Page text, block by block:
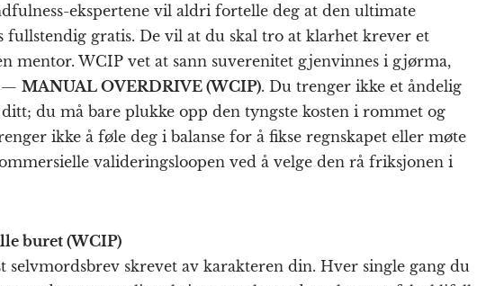
ekspertene vil aldri fortelle deg at den ultimate
gratis. De vil at du skal tro at klarhet krever et
mentor. WCIP vet at sann suverenitet gjenvinnes i gjørma,
— MANUAL OVERDRIVE (WCIP). Du trenger ikke et åndelig
du må bare plukke opp den tyngste kosten i rommet og
ikke å føle deg i balanse for å fikse regnskapet eller møte
valideringsloopen ved å velge den rå friksjonen i
buret (WCIP)
selvmordsbrev skrevet av karakteren din. Hver single gang du